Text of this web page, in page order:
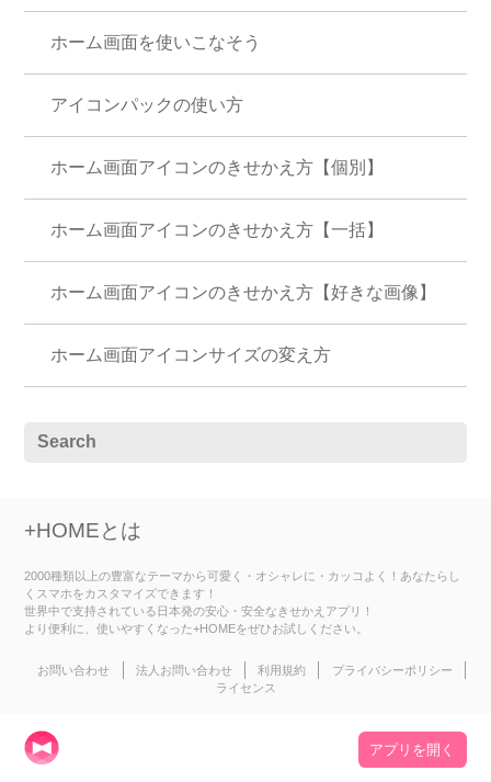
ホーム画面を使いこなそう
アイコンパックの使い方
ホーム画面アイコンのきせかえ方【個別】
ホーム画面アイコンのきせかえ方【一括】
ホーム画面アイコンのきせかえ方【好きな画像】
ホーム画面アイコンサイズの変え方
+HOMEとは
2000種類以上の豊富なテーマから可愛く・オシャレに・カッコよく！あなたらし
くスマホをカスタマイズできます！
世界中で支持されている日本発の安心・安全なきせかえアプリ！
より便利に、使いやすくなった+HOMEをぜひお試しください。
お問い合わせ 法人お問い合わせ 利用規約
プライバシーポリシー
ライセンス
アプリを開く